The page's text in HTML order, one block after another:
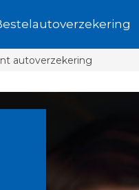
autoverzekering